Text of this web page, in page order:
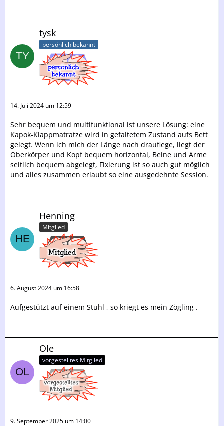
tysk
persönlich bekannt
14. Juli 2024 um 12:59
Sehr bequem und multifunktional ist unsere Lösung: eine
Kapok-Klappmatratze wird in gefaltetem Zustand aufs Bett
gelegt. Wenn ich mich der Länge nach drauflege, liegt der
Oberkörper und Kopf bequem horizontal, Beine und Arme
seitlich bequem abgelegt, Fixierung ist so auch gut möglich
und alles zusammen erlaubt so eine ausgedehnte Session.
Henning
Mitglied
6. August 2024 um 16:58
Aufgestützt auf einem Stuhl , so kriegt es mein Zögling .
Ole
vorgestelltes Mitglied
9. September 2025 um 14:00